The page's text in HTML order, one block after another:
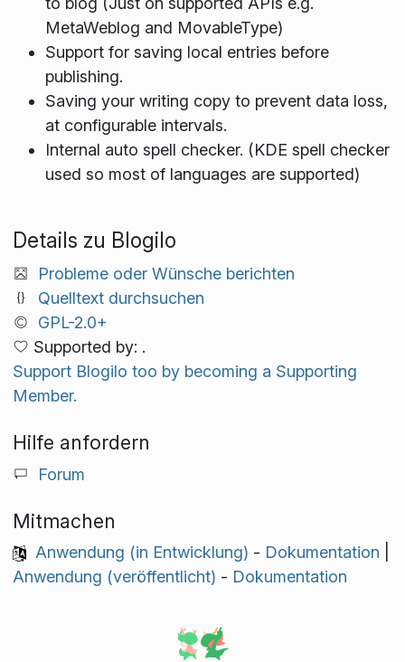
MetaWeblog and MovableType)
Support for saving local entries before
publishing.
Saving your writing copy to prevent data loss,
at configurable intervals.
Internal auto spell checker. (KDE spell checker
used so most of languages are supported)
Details zu Blogilo
Probleme oder Wünsche berichten
Quelltext durchsuchen
GPL-2.0+
Supported by: .
Support Blogilo too by becoming a Supporting
Member.
Hilfe anfordern
Forum
Mitmachen
Anwendung (in Entwicklung) - Dokumentation
Anwendung (veröffentlicht) - Dokumentation